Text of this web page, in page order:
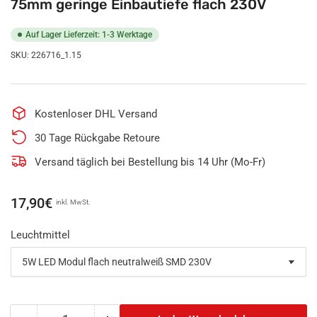
75mm geringe Einbautiefe flach 230V
Auf Lager Lieferzeit: 1-3 Werktage
SKU: 226716_1.15
Kostenloser DHL Versand
30 Tage Rückgabe Retoure
Versand täglich bei Bestellung bis 14 Uhr (Mo-Fr)
Normaler
17,90€ inkl. MwSt.
Leuchtmittel